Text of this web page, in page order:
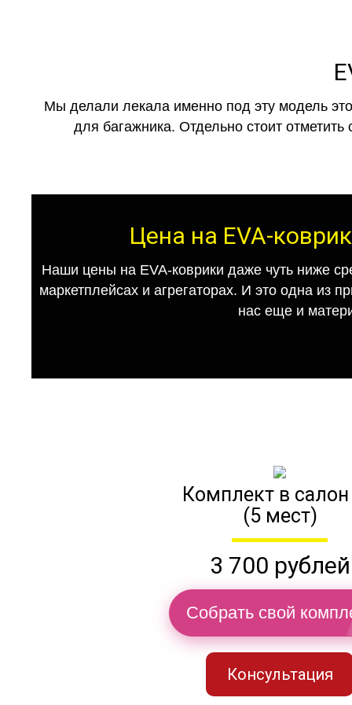
Мы делали лекала именно под эту модель
для багажника. Отдельно стоит
Цена на EVA-
Наши цены на EVA-коврики даже чуть ниже
маркетплейсах и агрегаторах. И это одна из
нас еще и
Комплект в салон
(5 мест)
3 700 рублей
Собрать свой
Консультация